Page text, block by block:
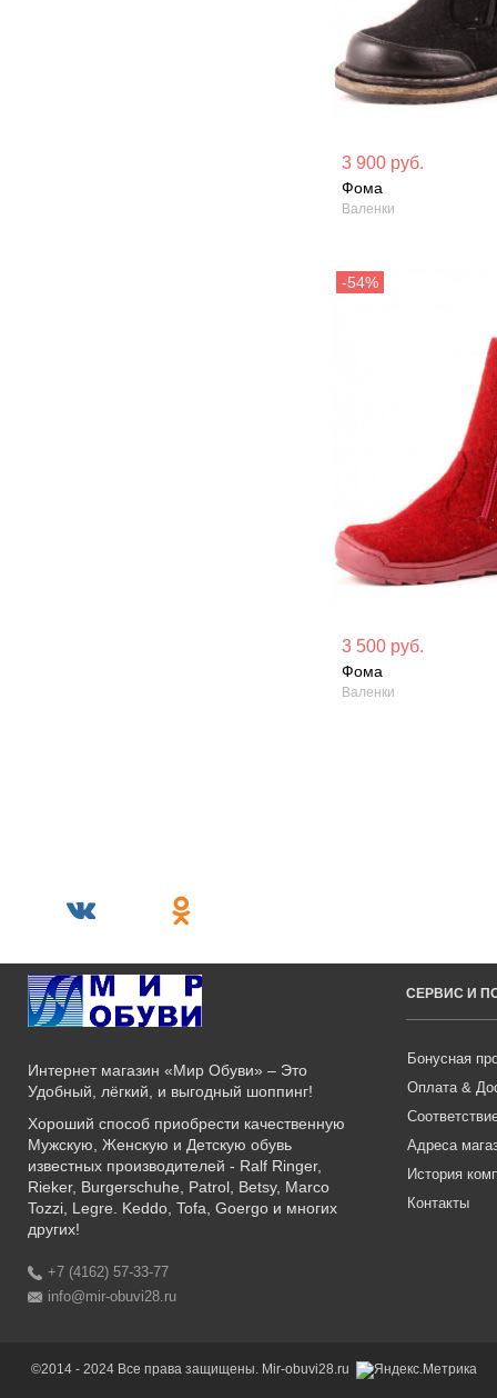
3 900 руб.
Фома
Валенки
Материал
Сезон: Зима
3 500 руб.
Фома
Валенки
Материал
Сезон: Зима
Интернет магазин «Мир Обуви» – Это
Удобный, лёгкий, и выгодный шоппинг!
Хороший способ приобрести качественную
Мужскую, Женскую и Детскую обувь
известных производителей - Ralf Ringer,
Rieker, Burgerschuhe, Patrol, Betsy, Marco
Tozzi, Legre. Keddo, Tofa, Goergo и многих
других!
+7 (4162) 57-33-77
info@mir-obuvi28.ru
СЕРВИС И
Бонусная
Оплата &
Адреса
История
Контакты
©2014 - 2024 Все права защищены. Mir-obuvi28.ru